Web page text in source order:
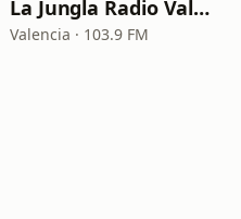
La Jungla Radio Valencia
Valencia · 103.9 FM